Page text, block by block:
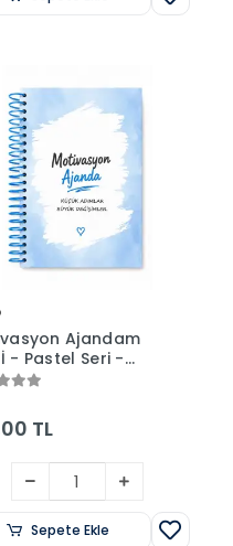
Ajandam
- Pastel Seri -
- Tarihsiz -
TL
Sepete Ekle